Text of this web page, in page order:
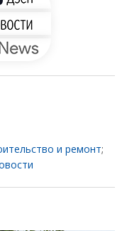
и ремонт;